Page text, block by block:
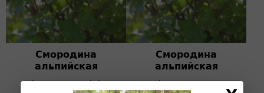
Смородина
альпийская
h 1-1,2; WRB (D)
Смородина
альпийская
h 0,2-0,4; C 5